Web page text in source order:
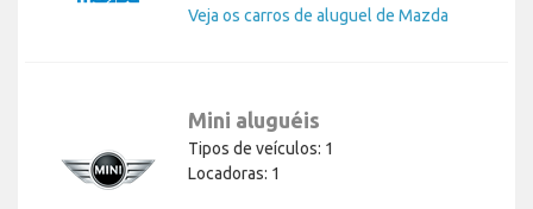
Veja os carros de aluguel de Mazda
Mini aluguéis
Tipos de veículos: 1
Locadoras: 1